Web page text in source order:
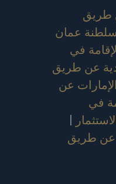
طريق
سلطنة عمان
في
عن طريق
عن
في
|
عن طريق